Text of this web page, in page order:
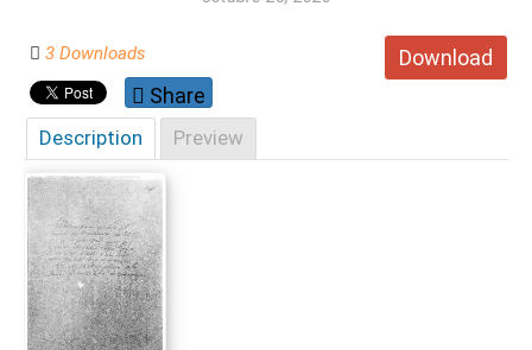
Download
3 Downloads
Share
Description Preview